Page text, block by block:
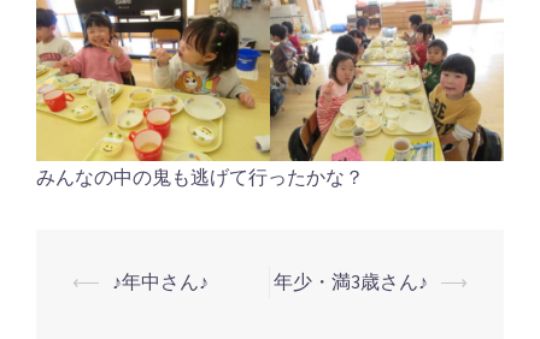
みんなの中の鬼も逃げて行ったかな？
投
⟵ ♪年中さん♪ 年少・満3歳さん♪ ⟶